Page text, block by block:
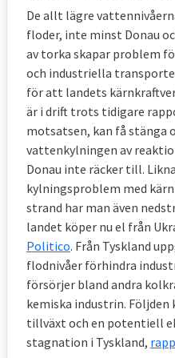
De allt lägre
floder, inte minst Donau
av torka skapar problem
och industriella
för att landets
är i drift trots tidigare
motsatsen, kan få stänga
vattenkylningen av
Donau inte räcker till.
kylningsproblem med
strand har man även
landet köper nu el från
Politico. Från Tyskland
flodnivåer förhindra
försörjer bland andra
kemiska industrin. Följden
tillväxt och en potentiell
stagnation i Tyskland,